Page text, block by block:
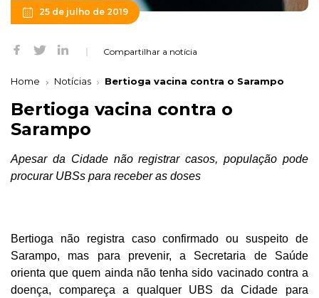
25 de julho de 2019
Compartilhar a notícia
Home Notícias Bertioga vacina contra o Sarampo
Bertioga vacina contra o
Sarampo
Apesar da Cidade não registrar casos, população pode
procurar UBSs para receber as doses
Bertioga não registra caso confirmado ou suspeito de
Sarampo, mas para prevenir, a Secretaria de Saúde
orienta que quem ainda não tenha sido vacinado contra a
doença, compareça a qualquer UBS da Cidade para